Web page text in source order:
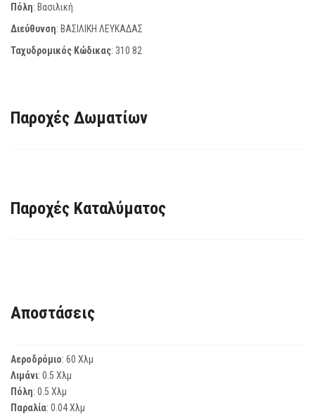
Πόλη: Βασιλική
Διεύθυνση: ΒΑΣΙΛΙΚΗ ΛΕΥΚΑΔΑΣ
Ταχυδρομικός Κώδικας: 310 82
Παροχές Δωματίων
Παροχές Καταλύματος
Αποστάσεις
Αεροδρόμιο: 60 Χλμ
Λιμάνι: 0.5 Χλμ
Πόλη: 0.5 Χλμ
Παραλία: 0.04 Χλμ